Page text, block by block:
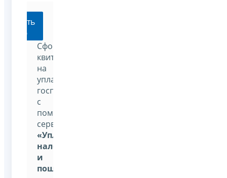
Сформировать
квитанцию
на
уплату
госпошлины
с
помощью
сервиса:
«Уплата
налогов
и
пошлин»